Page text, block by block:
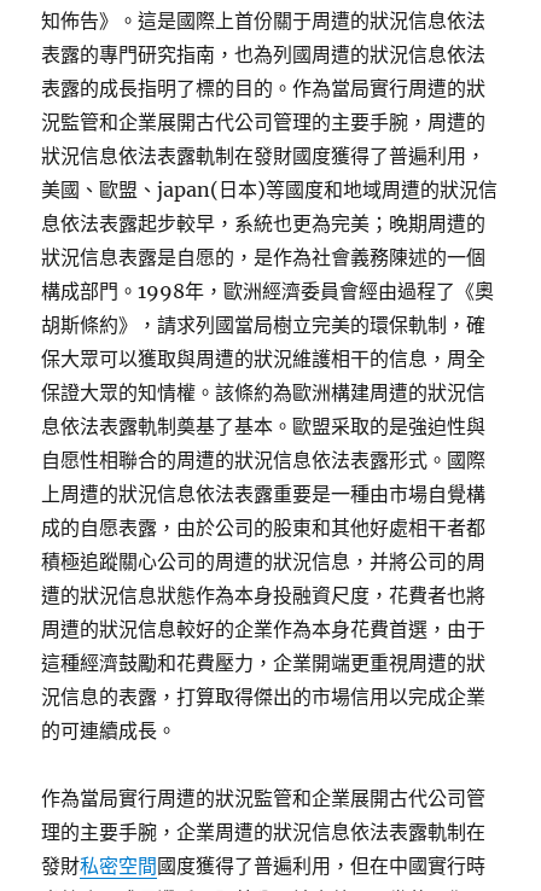
知佈告》。這是國際上首份關于周遭的狀況信息依法
表露的專門研究指南，也為列國周遭的狀況信息依法
表露的成長指明了標的目的。作為當局實行周遭的狀
況監管和企業展開古代公司管理的主要手腕，周遭的
狀況信息依法表露軌制在發財國度獲得了普遍利用，
美國、歐盟、japan(日本)等國度和地域周遭的狀況信
息依法表露起步較早，系統也更為完美；晚期周遭的
狀況信息表露是自愿的，是作為社會義務陳述的一個
構成部門。1998年，歐洲經濟委員會經由過程了《奧
胡斯條約》，請求列國當局樹立完美的環保軌制，確
保大眾可以獲取與周遭的狀況維護相干的信息，周全
保證大眾的知情權。該條約為歐洲構建周遭的狀況信
息依法表露軌制奠基了基本。歐盟采取的是強迫性與
自愿性相聯合的周遭的狀況信息依法表露形式。國際
上周遭的狀況信息依法表露重要是一種由市場自覺構
成的自愿表露，由於公司的股東和其他好處相干者都
積極追蹤關心公司的周遭的狀況信息，并將公司的周
遭的狀況信息狀態作為本身投融資尺度，花費者也將
周遭的狀況信息較好的企業作為本身花費首選，由于
這種經濟鼓勵和花費壓力，企業開端更重視周遭的狀
況信息的表露，打算取得傑出的市場信用以完成企業
的可連續成長。
作為當局實行周遭的狀況監管和企業展開古代公司管
理的主要手腕，企業周遭的狀況信息依法表露軌制在
發財私密空間 國度獲得了普遍利用，但在中國實行時